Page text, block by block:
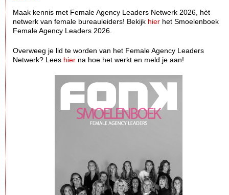
Maak kennis met Female Agency Leaders Netwerk 2026, hèt
netwerk van female bureauleiders! Bekijk hier het Smoelenboek
Female Agency Leaders 2026.
Overweeg je lid te worden van het Female Agency Leaders
Netwerk? Lees hier na hoe het werkt en meld je aan!